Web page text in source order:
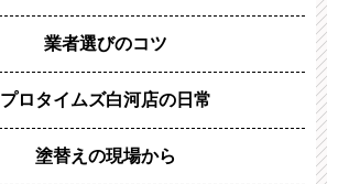
業者選びのコツ
プロタイムズ白河店の日常
塗替えの現場から